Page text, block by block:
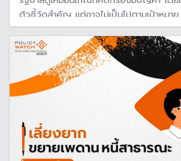
ตัวชี้วัดสำคัญ แต่อาจไม่เป็นไปตามเป้าหมาย
ว่าการกำหนดเพดานหนี้ไม่เกินแสนบาท ทำ
พร้อมวิจารณ์ข้อมูลเครดิตบูโร ซึ่งชี้ให้เห็นว่
กับ “ภาษีลูกกตัญญู“